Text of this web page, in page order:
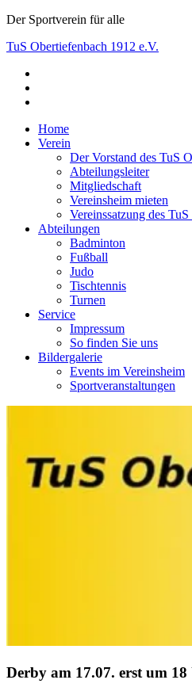
Skip
content
Der Sportverein für alle
TuS Obertiefenbach 1912 e.V.
Der Sportverein für alle
Home
Verein
Der Vorstand des TuS
Abteilungsleiter
Mitgliedschaft
Vereinsheim mieten
Vereinssatzung des
Abteilungen
Badminton
Fußball
Judo
Tischtennis
Turnen
Service
Impressum
So finden Sie uns
Bildergalerie
Events im Vereinsheim
Sportveranstaltungen
Derby am 17.07. erst um